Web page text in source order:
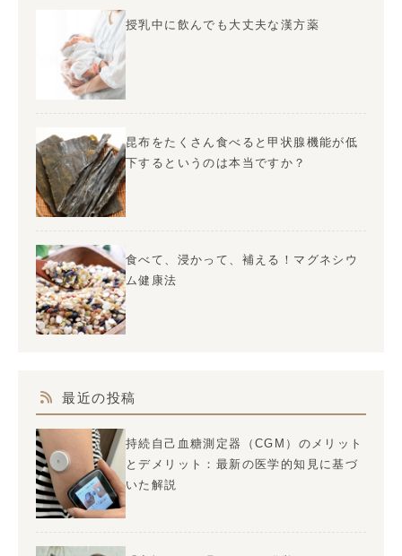
授乳中に飲んでも大丈夫な漢方薬
昆布をたくさん食べると甲状腺機能が低
下するというのは本当ですか？
食べて、浸かって、補える！マグネシウ
ム健康法
最近の投稿
持続自己血糖測定器（CGM）のメリット
とデメリット：最新の医学的知見に基づ
いた解説